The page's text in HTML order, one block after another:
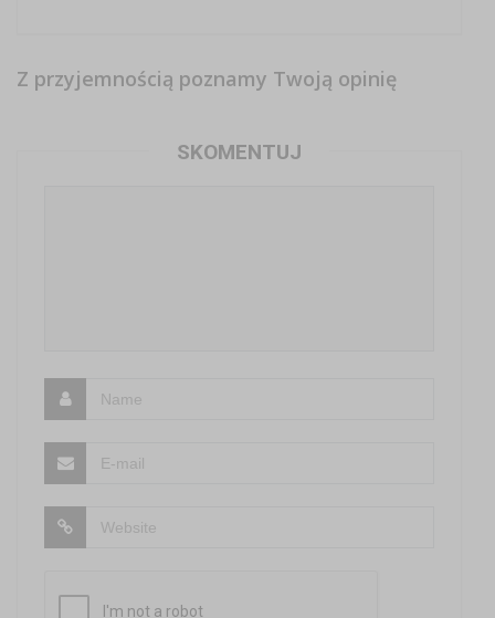
Z przyjemnością poznamy Twoją opinię
SKOMENTUJ